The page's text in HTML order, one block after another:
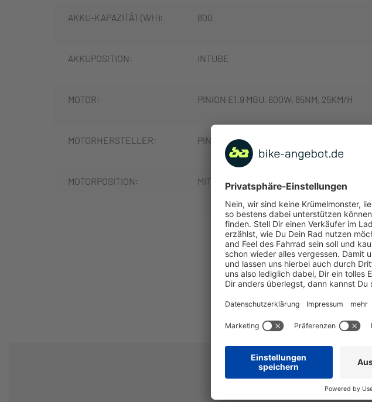
AKKU-KAPAZITÄT (WH): 800
AKKUPOSITION: INTUBE
MOTOR: PINION E1.9 MGU, 600W, 85NM, 25KM/H
MOTORHERSTELLER: PINION
MOTORPOSITION: MITTELMOTOR
PINION COMFORT FIT + REMOTE ESHIFT
SCHEIBENBREMSE, HYDRAULISCH
MAGURA MT-C
MEHR ANZEIGEN